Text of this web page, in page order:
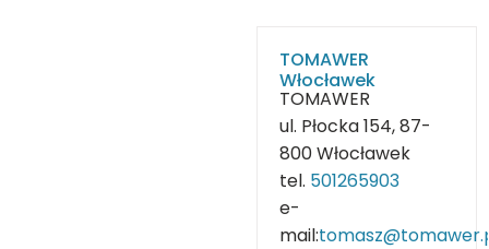
TOMAWER
Włocławek
TOMAWER
ul. Płocka 154, 87-
800 Włocławek
tel. 501265903
e-
mail: